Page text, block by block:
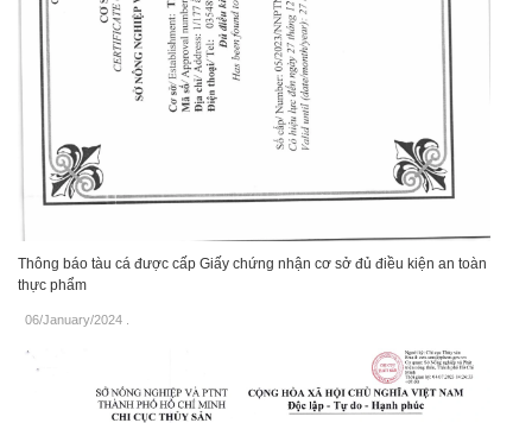
Thông báo tàu cá được cấp Giấy chứng nhận cơ sở đủ điều kiện an toàn
thực phẩm
06/January/2024